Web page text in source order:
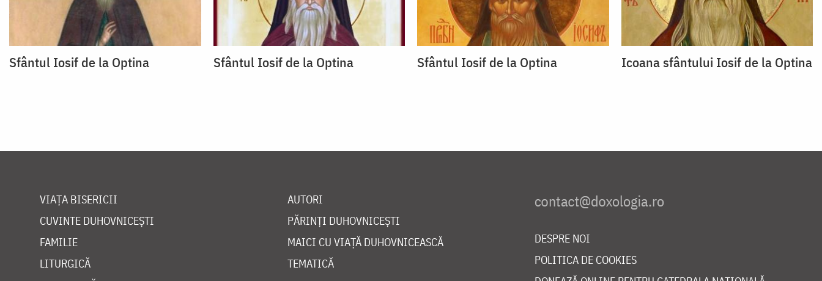
Sfântul Iosif de la Optina Sfântul Iosif de la Optina Sfântul Iosif de la Optina Icoana sfântului Iosif de la Optina
VIAȚA BISERICII
CUVINTE DUHOVNICEȘTI
FAMILIE
LITURGICĂ
AUTORI
PĂRINȚI DUHOVNICEȘTI
MAICI CU VIAȚĂ DUHOVNICEASCĂ
TEMATICĂ
DESPRE NOI
POLITICA DE COOKIES